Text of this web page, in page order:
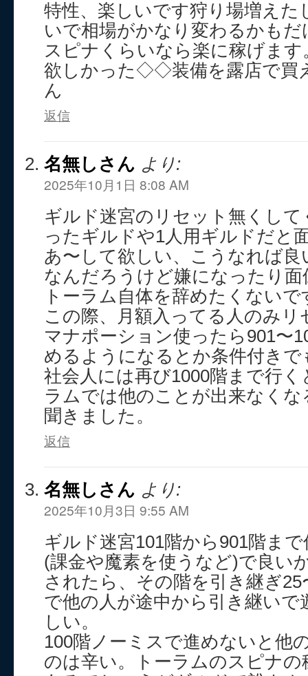
特性、楽しいです狩り場増えた
いで相場がかなり変わるかもだ
スピナくらいなら楽に稼げます
欲しかった◇◇装備を露店で買
ん
返信
名無しさん より:
2025年10月1日 8:08 AM
ギルド迷宮のリセット無くし
ったギルドや1人用ギルドだと
あ〜して欲しい、こうなれば
なんだろうけど嫌になったり
トーラム自体を辞めたくないで
この際、月額入ってる人のみ
マナポーション使ったら901〜
めるようになるとか条件付き
社会人には再び1000階まで行
ラムでは他のことが出来なく
聞きました。
返信
名無しさん より:
2025年10月3日 9:55 AM
ギルド迷宮101階から901階ま
(課金や魔素を使うなど)で良い
されたら、その階を引き継ぎ
で他の人が途中から引き継い
しい。
100階ノーミスで進めないと他
のは辛い。トーラムのスピナ